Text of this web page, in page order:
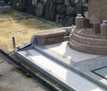
ま
か
せ